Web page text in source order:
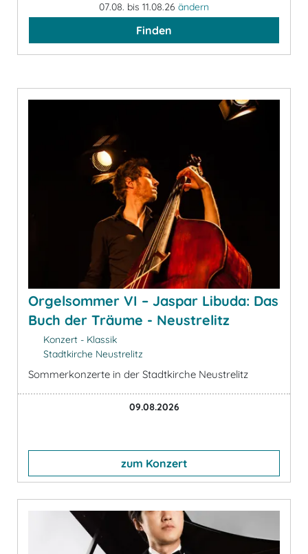
07.08. bis 11.08.26 ändern
Finden
Orgelsommer VI – Jaspar Libuda: Das
Buch der Träume - Neustrelitz
Konzert - Klassik
Stadtkirche Neustrelitz
Sommerkonzerte in der Stadtkirche Neustrelitz
09.08.2026
zum Konzert